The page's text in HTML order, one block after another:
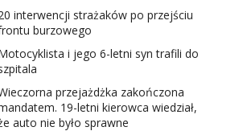
interwencji strażaków po przejściu
burzowego
i jego 6-letni syn trafili do
przejażdżka zakończona
19-letni kierowca wiedział,
auto nie było sprawne